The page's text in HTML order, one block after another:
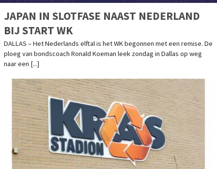
JAPAN IN SLOTFASE NAAST NEDERLAND
BIJ START WK
DALLAS – Het Nederlands elftal is het WK begonnen met een remise. De
ploeg van bondscoach Ronald Koeman leek zondag in Dallas op weg
naar een [...]